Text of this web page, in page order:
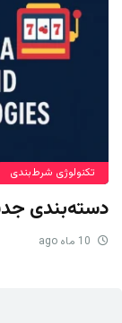
تکنولوژی شرط‌بندی
دسته‌بندی